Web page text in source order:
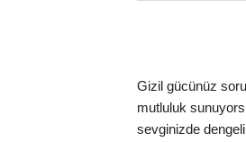
Gizil gücünüz
mutluluk
sevginizde